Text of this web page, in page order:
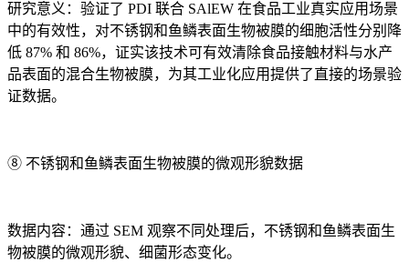
研究意义：验证了 PDI 联合 SAlEW 在食品工业真实应用场景
中的有效性，对不锈钢和鱼鳞表面生物被膜的细胞活性分别降
低 87% 和 86%，证实该技术可有效清除食品接触材料与水产
品表面的混合生物被膜，为其工业化应用提供了直接的场景验
证数据。
⑧ 不锈钢和鱼鳞表面生物被膜的微观形貌数据
数据内容：通过 SEM 观察不同处理后，不锈钢和鱼鳞表面生
物被膜的微观形貌、细菌形态变化。